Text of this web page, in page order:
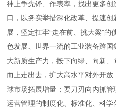
神上争先锋、作表率，找出更多
口，以务实举措深化改革、提速
展，坚定扛牢“走在前、挑大梁”
色发展、世界一流的工业装备跨
大新质生产力，按下向绿、向新
而上走出去，扩大高水平对外开
球市场拓展增量；要刀刃向内抓
运营管理的制度化、标准化、科